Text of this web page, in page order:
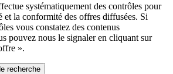
systématiquement des contrôles pour
et la conformité des offres diffusées. Si
vous constatez des contenus
pouvez nous le signaler en cliquant sur
».
recherche